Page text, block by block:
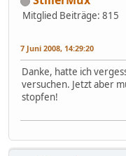
Mitglied Beiträge: 815
7 Juni 2008, 14:29:20
Danke, hatte ich
versuchen. Jetzt aber
stopfen!